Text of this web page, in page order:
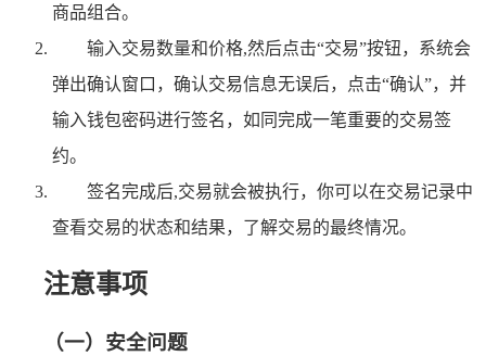
商品组合。
输入交易数量和价格,然后点击“交易”按钮，系统会
弹出确认窗口，确认交易信息无误后，点击“确认”，并
输入钱包密码进行签名，如同完成一笔重要的交易签
约。
签名完成后,交易就会被执行，你可以在交易记录中
查看交易的状态和结果，了解交易的最终情况。
注意事项
（一）安全问题